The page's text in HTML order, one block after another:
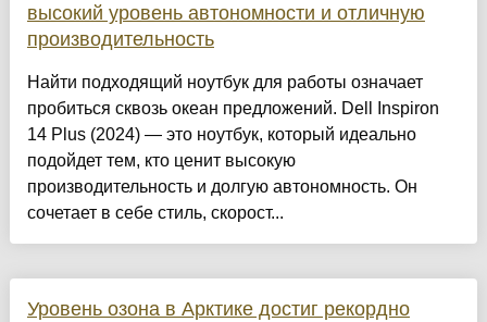
высокий уровень автономности и отличную
производительность
Найти подходящий ноутбук для работы означает
пробиться сквозь океан предложений. Dell Inspiron
14 Plus (2024) — это ноутбук, который идеально
подойдет тем, кто ценит высокую
производительность и долгую автономность. Он
сочетает в себе стиль, скорост...
Уровень озона в Арктике достиг рекордно